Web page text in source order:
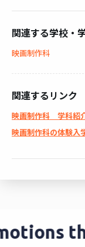
関連する学校・
映画制作科
関連するリンク
映画制作科 学科紹
映画制作科の体験入